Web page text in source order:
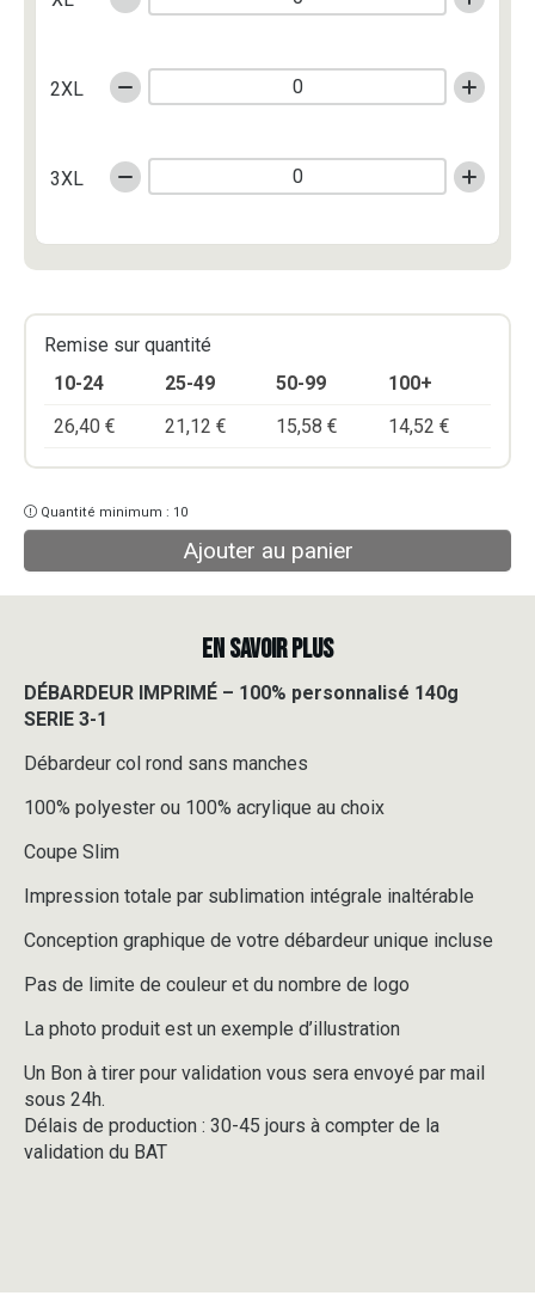
2XL
3XL
Remise sur quantité
10-24
25-49 50-99
100+
26,40 € 21,12 € 15,58 € 14,52 €
Quantité minimum : 10
Ajouter au panier
EN SAVOIR PLUS
DÉBARDEUR IMPRIMÉ – 100% personnalisé 140g
SERIE 3-1
Débardeur col rond sans manches
100% polyester ou 100% acrylique au choix
Coupe Slim
Impression totale par sublimation intégrale inaltérable
Conception graphique de votre débardeur unique incluse
Pas de limite de couleur et du nombre de logo
La photo produit est un exemple d’illustration
Un Bon à tirer pour validation vous sera envoyé par mail
sous 24h.
Délais de production : 30-45 jours à compter de la
validation du BAT